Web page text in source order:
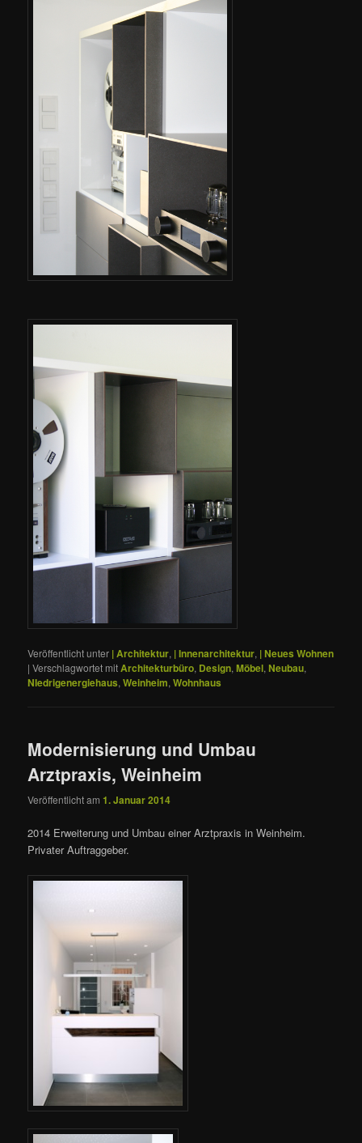
Veröffentlicht unter | Architektur, | Innenarchitektur, | Neues Wohnen
|Verschlagwortet mitArchitekturbüro, Design,Möbel,Neubau,
NIedrigenergiehaus,Weinheim,Wohnhaus
Modernisierung und Umbau
Arztpraxis, Weinheim
Veröffentlicht am1. Januar 2014
2014 Erweiterung und Umbau einer Arztpraxis in Weinheim.
Privater Auftraggeber.